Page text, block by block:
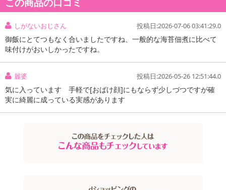
・原産国（最終加工地）：日本
しのり（あまのり、あおさのり）、澱粉、酵母エキス/カラメル色
素、増粘多糖類
・注意事項：
※直射日光・高温多湿を避けて保存してください。
※開封後は冷蔵保存してお早めにお召し上がりください。
【ご注意ください】
高温などの心配がある場合にはお試しはお控えください。
しがないおじさん 投稿日:2026-07-06 03:41:29.0
御飯にとてつもなく合いましたですね、一般的な海苔佃煮に比べて
味付けがおいしかったですね。
麗婆 投稿日:2026-05-26 12:51:44.0
気に入っています 手軽で[おばけ顔]にもならず少しづつですが確
実に綺麗に成っている実感があります